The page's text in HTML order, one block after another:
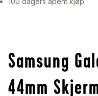
Samsung
44mm